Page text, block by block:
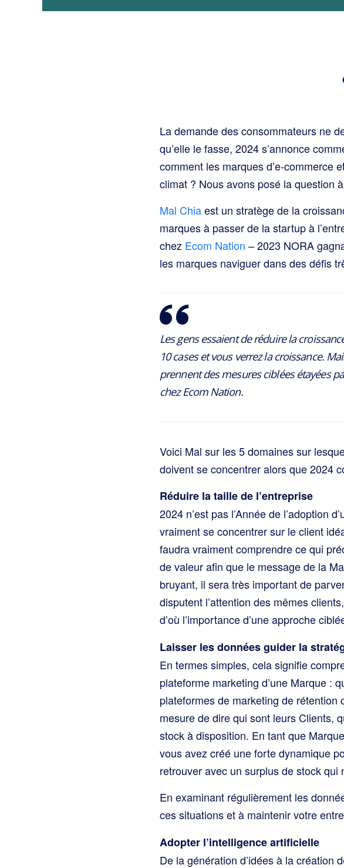
La demande des consommateurs ne
qu’elle le fasse, 2024 s’annonce
comment les marques d’e-commerce
climat ? Nous avons posé la question
Mal Chiaest un stratège de la
marques à passer de la startup à
chez Ecom Nation – 2023 NORA
les marques naviguer dans des défis
Les gens essaient de réduire la
10 cases et vous verrez la croissance.
prennent des mesures ciblées étayées
chez Ecom Nation.
Voici Mal sur les 5 domaines sur
doivent se concentrer alors que 2024
Réduire la taille de l’entreprise
2024 n’est pas l’Année de l’adoption
vraiment se concentrer sur le client
faudra vraiment comprendre ce qui
de valeur afin que le message de la
bruyant, il sera très important de
disputent l’attention des mêmes
d’où l’importance d’une approche
Laisser les données guider la
En termes simples, cela signifie
plateforme marketing d’une Marque :
plateformes de marketing de
mesure de dire qui sont leurs Clients,
stock à disposition. En tant que
vous avez créé une forte dynamique
retrouver avec un surplus de stock
En examinant régulièrement les
ces situations et à maintenir votre
Adopter l’intelligence artificielle
De la génération d’idées à la création